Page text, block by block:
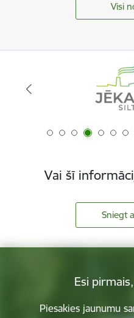
Visi
Vai šī
Sniegt
Esi
Piesakies jaunumu